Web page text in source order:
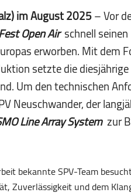
im August 2025– Vor
Open Airschnell seinen
erworben. Mit dem
setzte die
Um den technischen
Neuschwander, der
Line Array Systemzur
bekannte SPV-Team
Zuverlässigkeit und dem